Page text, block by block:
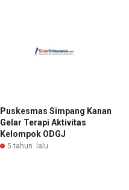
Puskesmas Simpang Kanan
Gelar Terapi Aktivitas
Kelompok ODGJ
5 tahun lalu